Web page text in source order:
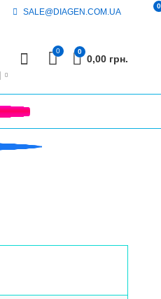
SALE@DIAGEN.COM.UA
0 0
0,00 грн.
0